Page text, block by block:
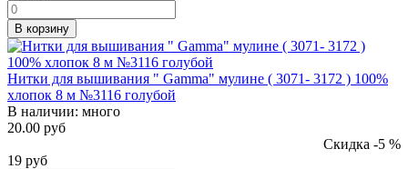
В корзину
Нитки для вышивания " Gamma" мулине ( 3071- 3172 ) 100%
хлопок 8 м №3116 голубой
В наличии: много
20.00 руб
Скидка -5 %
19 руб